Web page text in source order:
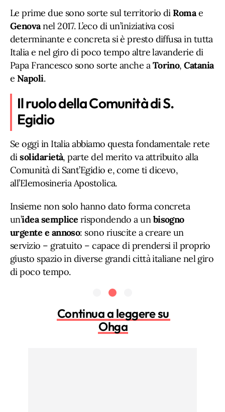
Le prime due sono sorte sul territorio diRomae
Genovanel 2017. L’eco di un’iniziativa cosi
determinante e concreta si è presto diffusa in tutta
Italia e nel giro di poco tempo altre lavanderie di
Papa Francesco sono sorte anche aTorino,Catania
e Napoli.
Il ruolo della Comunità di S.
Egidio
Se oggi in Italia abbiamo questa fondamentale rete
disolidarietà, parte del merito va attribuito alla
Comunità di Sant’Egidio e, come ti dicevo,
all’Elemosineria Apostolica.
Insieme non solo hanno dato forma concreta
un’idea semplice rispondendo a unbisogno
urgente e annoso: sono riuscite a creare un
servizio – gratuito – capace di prendersi il proprio
giusto spazio in diverse grandi città italiane nel giro
di poco tempo.
Continua a leggere su
Ohga